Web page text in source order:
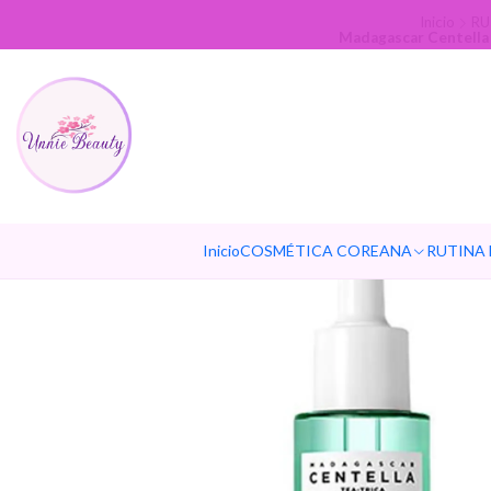
InicioCOSMÉTICA COREANA RUTINA
Madagascar